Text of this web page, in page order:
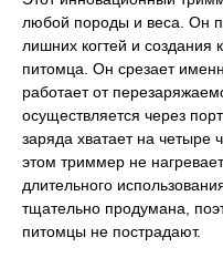
любой породы и веса. Он
лишних когтей и
питомца. Он срезает
работает от
осуществляется через
заряда хватает на
этом триммер не
длительного
тщательно продумана,
питомцы не пострадают.